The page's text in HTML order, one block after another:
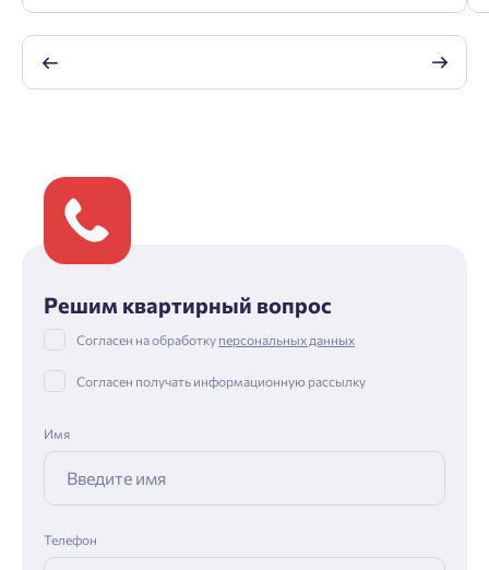
Решим квартирный вопрос
Согласен на обработку персональных данных
Согласен получать информационную рассылку
Имя
Телефон